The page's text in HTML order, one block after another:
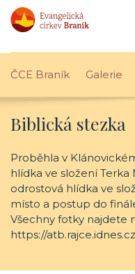
ČCE Braník Galerie
Biblická stezka
Proběhla v
hlídka ve složení Terka
odrostová hlídka ve
místo a postup do
Všechny fotky najdete
https://